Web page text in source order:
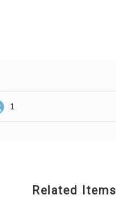
1
Related Items